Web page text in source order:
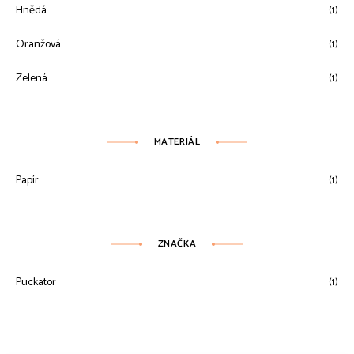
Hnědá (1)
Oranžová (1)
Zelená (1)
MATERIÁL
Papír (1)
ZNAČKA
Puckator (1)